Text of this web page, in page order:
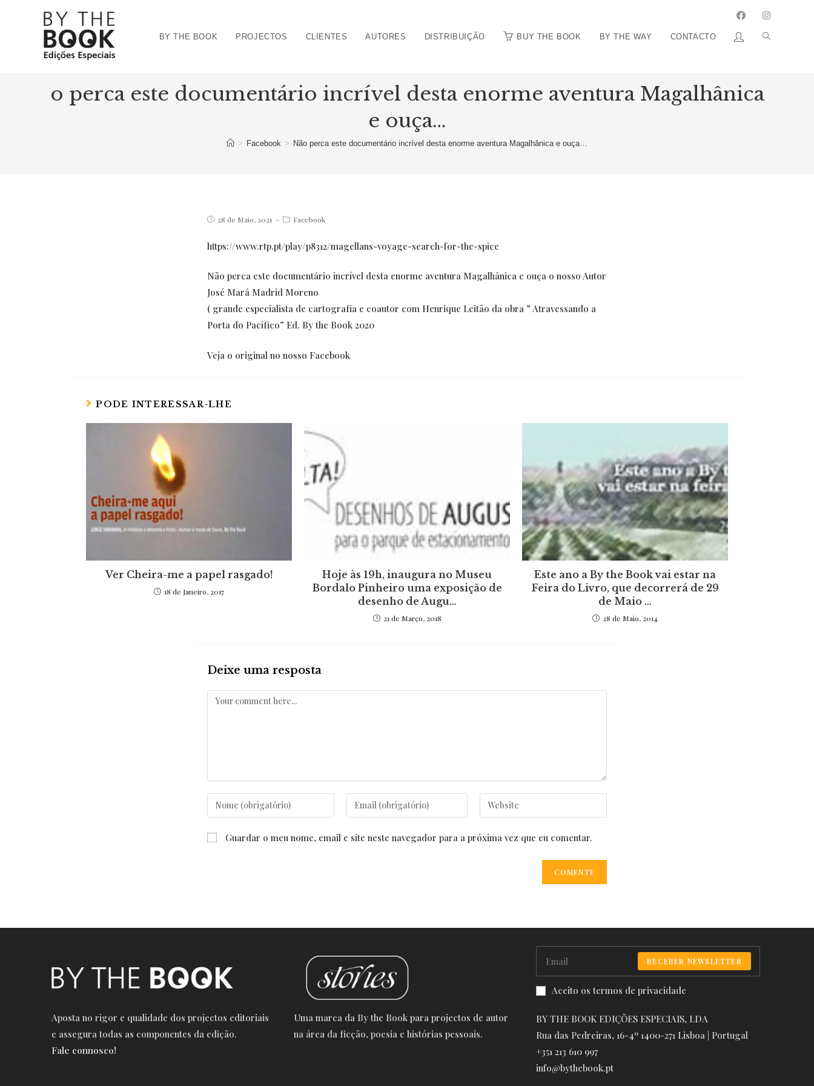
BY THE BOOK PROJECTOS CLIENTES AUTORES DISTRIBUIÇÃO BUY THE BOOK BY THE WAY CONTACTO
o perca este documentário incrível desta enorme aventura Magalhânica
e ouça…
> Facebook > Não perca este documentário incrível desta enorme aventura Magalhânica e ouça…
Post28 de Maio, 2021
PostFacebook
https://www.rtp.pt/play/p8312/magellans-voyage-search-for-the-spice
Não perca este documentário incrível desta enorme aventura Magalhânica e ouça o nosso Autor
José Mará Madrid Moreno
( grande especialista de cartografia e coautor com Henrique Leitão da obra ” Atravessando a
Porta do Pacífico” Ed. By the Book 2020
Veja o original no nosso Facebook
PODE INTERESSAR-LHE
Ver Cheira-me a papel rasgado!
18 de Janeiro, 2017
Hoje às 19h, inaugura no Museu
Bordalo Pinheiro uma exposição de
desenho de Augu…
21 de Março, 2018
Este ano a By the Book vai estar na
Feira do Livro, que decorrerá de 29
de Maio …
28 de Maio, 2014
Deixe uma resposta
Comentar
Enter
your
name
Enter
your
email
Enter
your
website
Guardar o meu nome, email e site neste navegador para a próxima vez que eu comentar.
Aposta no rigor e qualidade dos projectos editoriais
e assegura todas as componentes da edição.
Fale connosco!
Uma marca da By the Book para projectos de autor
na área da ficção, poesia e histórias pessoais.
RECEBER NEWSLETTER
Aceito os termos de privacidade
BY THE BOOK EDIÇÕES ESPECIAIS, LDA
Rua das Pedreiras, 16-4º 1400-271 Lisboa | Portugal
+351 213 610 997
info@bythebook.pt